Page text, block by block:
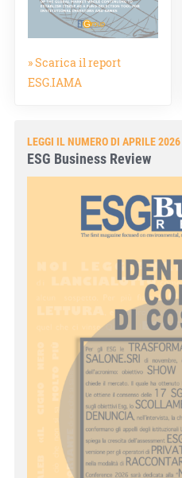
» Scarica il report
ESG.IAMA
LEGGI IL NUMERO DI APRILE 2026
ESG Business Review